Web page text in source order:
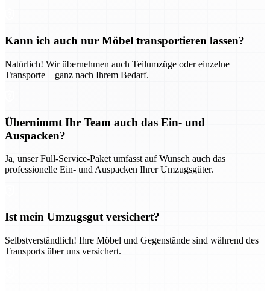
Kann ich auch nur Möbel transportieren lassen?
Natürlich! Wir übernehmen auch Teilumzüge oder einzelne
Transporte – ganz nach Ihrem Bedarf.
Übernimmt Ihr Team auch das Ein- und
Auspacken?
Ja, unser Full-Service-Paket umfasst auf Wunsch auch das
professionelle Ein- und Auspacken Ihrer Umzugsgüter.
Ist mein Umzugsgut versichert?
Selbstverständlich! Ihre Möbel und Gegenstände sind während des
Transports über uns versichert.